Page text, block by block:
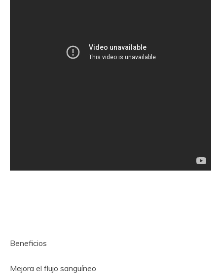
Beneficios
Mejora el flujo sanguíneo